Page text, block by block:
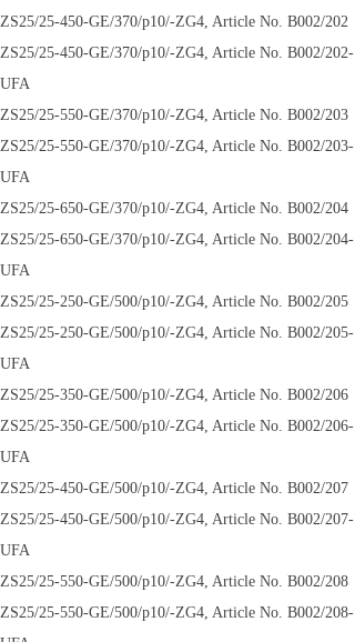
ZS25/25-450-GE/370/p10/-ZG4, Article No. B002/202
ZS25/25-450-GE/370/p10/-ZG4, Article No. B002/202-
UFA
ZS25/25-550-GE/370/p10/-ZG4, Article No. B002/203
ZS25/25-550-GE/370/p10/-ZG4, Article No. B002/203-
UFA
ZS25/25-650-GE/370/p10/-ZG4, Article No. B002/204
ZS25/25-650-GE/370/p10/-ZG4, Article No. B002/204-
UFA
ZS25/25-250-GE/500/p10/-ZG4, Article No. B002/205
ZS25/25-250-GE/500/p10/-ZG4, Article No. B002/205-
UFA
ZS25/25-350-GE/500/p10/-ZG4, Article No. B002/206
ZS25/25-350-GE/500/p10/-ZG4, Article No. B002/206-
UFA
ZS25/25-450-GE/500/p10/-ZG4, Article No. B002/207
ZS25/25-450-GE/500/p10/-ZG4, Article No. B002/207-
UFA
ZS25/25-550-GE/500/p10/-ZG4, Article No. B002/208
ZS25/25-550-GE/500/p10/-ZG4, Article No. B002/208-